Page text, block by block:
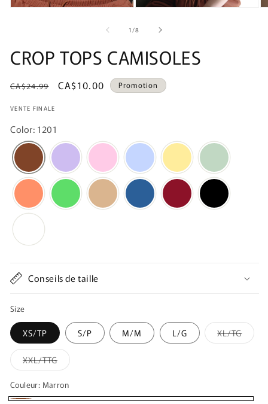
1/de
8
CROP TOPS CAMISOLES
Prix
CA$24.99
Prix
CA$10.00 Promotion
VENTE FINALE
Color: 1201
Conseils de taille
Size
XS/TP S/P M/M L/G XL/TG
XXL/TTGVariante
épuisée
indisponible
Couleur: Marron